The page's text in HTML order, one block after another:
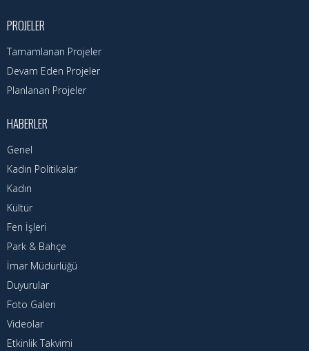
Nöbetçi Eczaneler
Hava Durumu
Kadın Politikalar
Kadın
PROJELER
Tamamlanan Projeler
Devam Eden Projeler
Planlanan Projeler
HABERLER
Genel
Kadın Politikalar
Kadın
Kültür
Fen İşleri
Park & Bahçe
İmar Müdürlüğü
Duyurular
Foto Galeri
Videolar
Etkinlik Takvimi